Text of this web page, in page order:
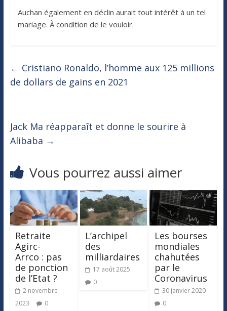
Auchan également en déclin aurait tout intérêt à un tel
mariage. À condition de le vouloir.
← Cristiano Ronaldo, l’homme aux 125 millions
de dollars de gains en 2021
Jack Ma réapparaît et donne le sourire à
Alibaba →
Vous pourrez aussi aimer
Retraite
Agirc-
Arrco : pas
de ponction
de l’Etat ?
2 novembre
2023
0
L’archipel
des
milliardaires
17 août 2025
0
Les bourses
mondiales
chahutées
par le
Coronavirus
30 janvier 2020
0